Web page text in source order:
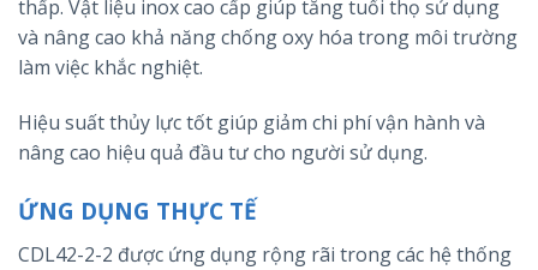
thấp. Vật liệu inox cao cấp giúp tăng tuổi thọ sử dụng
và nâng cao khả năng chống oxy hóa trong môi trường
làm việc khắc nghiệt.
Hiệu suất thủy lực tốt giúp giảm chi phí vận hành và
nâng cao hiệu quả đầu tư cho người sử dụng.
ỨNG DỤNG THỰC TẾ
CDL42-2-2 được ứng dụng rộng rãi trong các hệ thống